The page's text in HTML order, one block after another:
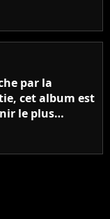
par la
cet album est
le plus